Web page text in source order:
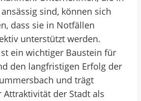
sind, können sich
dass sie in Notfällen
unterstützt werden.
ein wichtiger Baustein für
den langfristigen Erfolg der
und trägt
Attraktivität der Stadt als